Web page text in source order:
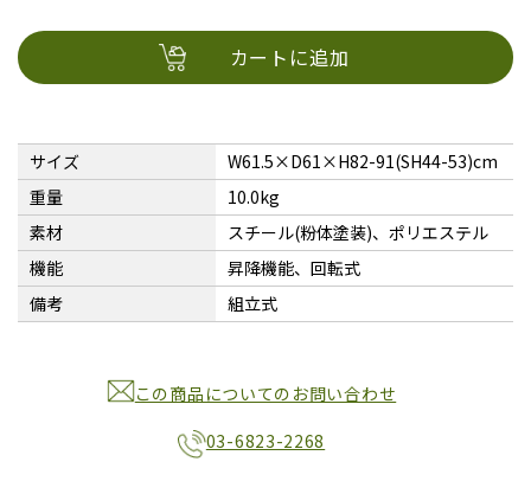
カートに追加
サイズ
W61.5×D61×H82-91(SH44-53)cm
重量
10.0kg
素材
スチール(粉体塗装)、ポリエステル
機能
昇降機能、回転式
備考
組立式
この商品についてのお問い合わせ
03-6823-2268